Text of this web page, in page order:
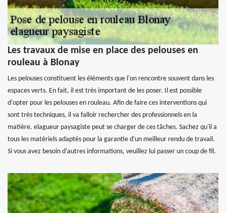
Les travaux de mise en place des pelouses en
rouleau à Blonay
Les pelouses constituent les éléments que l'on rencontre souvent dans les
espaces verts. En fait, il est très important de les poser. Il est possible
d'opter pour les pelouses en rouleau. Afin de faire ces interventions qui
sont très techniques, il va falloir rechercher des professionnels en la
matière. elagueur paysagiste peut se charger de ces tâches. Sachez qu'il a
tous les matériels adaptés pour la garantie d'un meilleur rendu de travail.
Si vous avez besoin d'autres informations, veuillez lui passer un coup de fil.